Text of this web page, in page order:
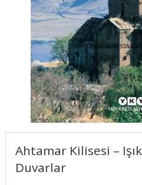
Ahtamar Kilisesi –
Duvarlar